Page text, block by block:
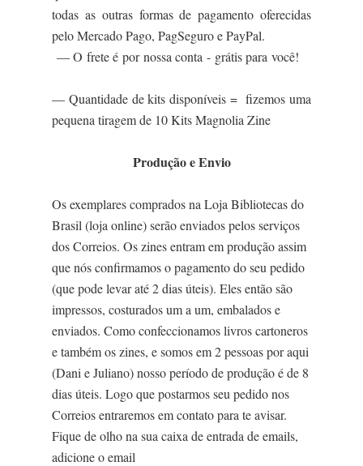
todas as outras formas de pagamento oferecidas
pelo Mercado Pago, PagSeguro e PayPal.
— O frete é por nossa conta - grátis para você!
— Quantidade de kits disponíveis = fizemos uma
pequena tiragem de 10 Kits Magnolia Zine
Produção e Envio
Os exemplares comprados na Loja Bibliotecas do
Brasil (loja online) serão enviados pelos serviços
dos Correios. Os zines entram em produção assim
que nós confirmamos o pagamento do seu pedido
(que pode levar até 2 dias úteis). Eles então são
impressos, costurados um a um, embalados e
enviados. Como confeccionamos livros cartoneros
e também os zines, e somos em 2 pessoas por aqui
(Dani e Juliano) nosso período de produção é de 8
dias úteis. Logo que postarmos seu pedido nos
Correios entraremos em contato para te avisar.
Fique de olho na sua caixa de entrada de emails,
adicione o email